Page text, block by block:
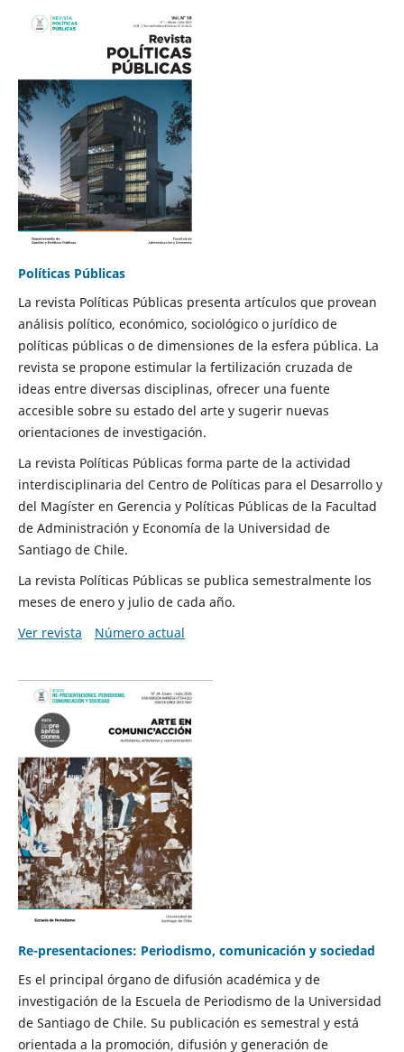
Políticas Públicas
La revista Políticas Públicas presenta artículos que provean
análisis político, económico, sociológico o jurídico de
políticas públicas o de dimensiones de la esfera pública. La
revista se propone estimular la fertilización cruzada de
ideas entre diversas disciplinas, ofrecer una fuente
accesible sobre su estado del arte y sugerir nuevas
orientaciones de investigación.
La revista Políticas Públicas forma parte de la actividad
interdisciplinaria del Centro de Políticas para el Desarrollo y
del Magíster en Gerencia y Políticas Públicas de la Facultad
de Administración y Economía de la Universidad de
Santiago de Chile.
La revista Políticas Públicas se publica semestralmente los
meses de enero y julio de cada año.
Ver revista
Número actual
Re-presentaciones: Periodismo, comunicación y sociedad
Es el principal órgano de difusión académica y de
investigación de la Escuela de Periodismo de la Universidad
de Santiago de Chile. Su publicación es semestral y está
orientada a la promoción, difusión y generación de